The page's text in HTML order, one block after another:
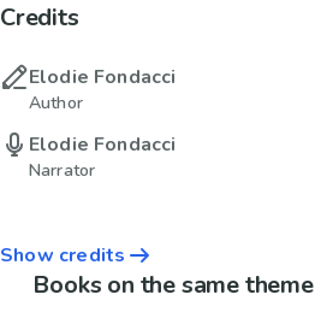
Credits
Elodie Fondacci
Author
Elodie Fondacci
Narrator
Show credits
Books on the same theme